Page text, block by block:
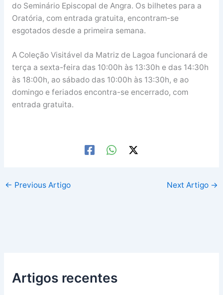
do Seminário Episcopal de Angra. Os bilhetes para a
Oratória, com entrada gratuita, encontram-se
esgotados desde a primeira semana.
A Coleção Visitável da Matriz de Lagoa funcionará de
terça a sexta-feira das 10:00h às 13:30h e das 14:30h
às 18:00h, ao sábado das 10:00h às 13:30h, e ao
domingo e feriados encontra-se encerrado, com
entrada gratuita.
← Previous Artigo Next Artigo →
Artigos recentes